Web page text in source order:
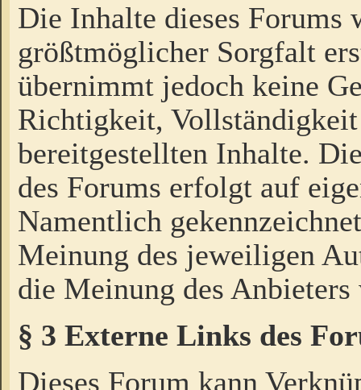
Die Inhalte dieses Forums
größtmöglicher Sorgfalt
übernimmt jedoch keine
Richtigkeit,
bereitgestellten Inhalte.
des Forums erfolgt auf
Namentlich
Meinung des jeweiligen
die Meinung des Anbieters
§ 3 Externe Links des
Dieses Forum kann